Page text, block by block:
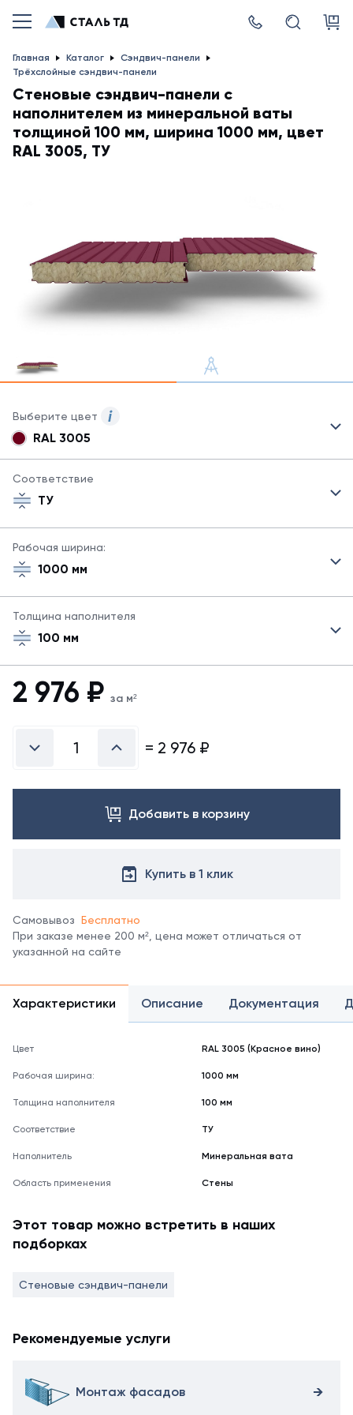
Главная Каталог
Сэндвич-панели
Трёхслойные сэндвич-панели
Стеновые сэндвич-панели с
наполнителем из минеральной ваты
толщиной 100 мм, ширина 1000 мм, цвет
RAL 3005, ТУ
Выберите цвет
сэндвич-
все
Для
заказа
свяжитесь
с
менеджером.
цвета
справочнике
цветов
RAL.
*
цвета
может
не
полностью
оттенку.
RAL 3005
Соответствие
ТУ
Рабочая ширина:
1000 мм
Толщина наполнителя
100 мм
2 976 ₽ за м²
= 2 976 ₽
Добавить в корзину
Купить в 1 клик
Самовывоз Бесплатно
При заказе менее 200 м², цена может отличаться от
указанной на сайте
Характеристики Описание Документация
Цвет RAL 3005 (Красное вино)
Рабочая ширина: 1000 мм
Толщина наполнителя 100 мм
Соответствие ТУ
Наполнитель Минеральная вата
Область применения Стены
Этот товар можно встретить в наших
подборках
Стеновые сэндвич-панели
Рекомендуемые услуги
Монтаж фасадов